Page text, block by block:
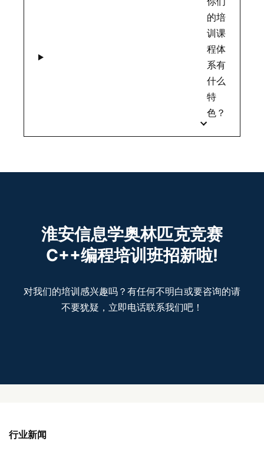
的培
训课
程体
系有
什么
特
色？
淮安信息学奥林匹克竞赛
C++编程培训班招新啦!
对我们的培训感兴趣吗？有任何不明白或要咨询的请
不要犹疑，立即电话联系我们吧！
行业新闻